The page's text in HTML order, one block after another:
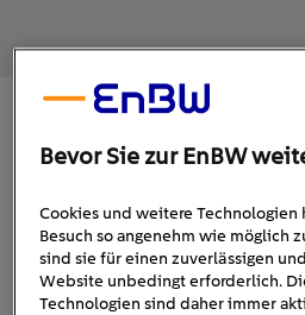
22. August 2022 1min
destation
Bevor Sie zur EnBW
Cookies und weitere
Besuch so angenehm wie möglich
sind sie für einen zuverlässigen
Website unbedingt erforderlich.
Technologien sind daher immer